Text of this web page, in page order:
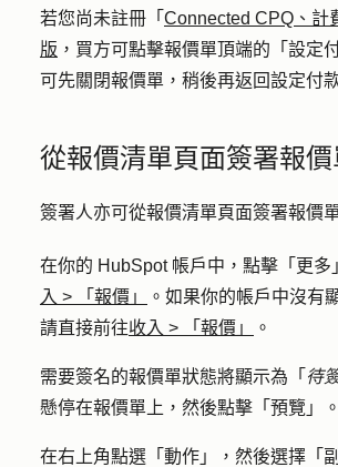
若您尚未註冊「 Connected CPQ、計
版 ，買方可點擊報價單頂端的 「設定
可先關閉報價單，稍後再返回設定付
從報價清單頁面簽署報價
簽署人亦可從報價清單頁面簽署報價單
在你的 HubSpot 帳戶中，點擊 「更多
入 > 「報價」 。如果你的帳戶中沒有
請直接前往收入 > 「報價」 。
需要簽名的報價單狀態將顯示為「 待
懸停在報價單上，然後點擊「 預覽」 。
在右上角點選「 動作 」，然後選擇「